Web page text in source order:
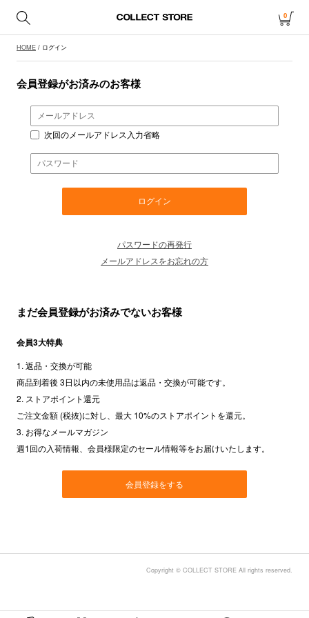
0
HOME / ログイン
会員登録がお済みのお客様
次回のメールアドレス入力省略
パスワードの再発行
メールアドレスをお忘れの方
まだ会員登録がお済みでないお客様
会員3大特典
1. 返品・交換が可能
商品到着後 3日以内の未使用品は返品・交換が可能です。
2. ストアポイント還元
ご注文金額 (税抜)に対し、最大 10%のストアポイントを還元。
3. お得なメールマガジン
週1回の入荷情報、会員様限定のセール情報等をお届けいたします。
会員登録をする
Copyright © COLLECT STORE All rights reserved.